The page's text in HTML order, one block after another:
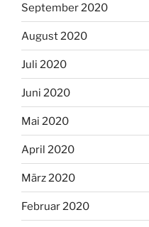
September 2020
August 2020
Juli 2020
Juni 2020
Mai 2020
April 2020
März 2020
Februar 2020